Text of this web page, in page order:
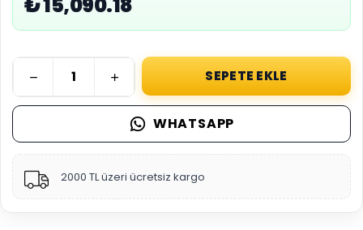
SEPETE EKLE
WHATSAPP
2000 TL üzeri ücretsiz kargo